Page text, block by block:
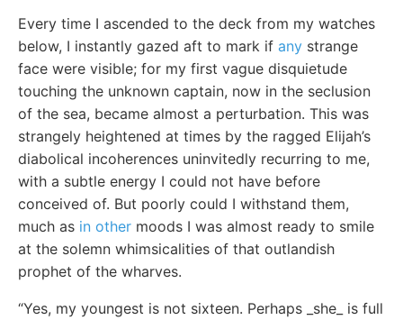
Every time I ascended to the deck from my watches
below, I instantly gazed aft to mark if any strange
face were visible; for my first vague disquietude
touching the unknown captain, now in the seclusion
of the sea, became almost a perturbation. This was
strangely heightened at times by the ragged Elijah’s
diabolical incoherences uninvitedly recurring to me,
with a subtle energy I could not have before
conceived of. But poorly could I withstand them,
much as in other moods I was almost ready to smile
at the solemn whimsicalities of that outlandish
prophet of the wharves.
“Yes, my youngest is not sixteen. Perhaps _she_ is full